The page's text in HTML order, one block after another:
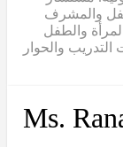
والمشرف
والطفل
والحوار
Ms.